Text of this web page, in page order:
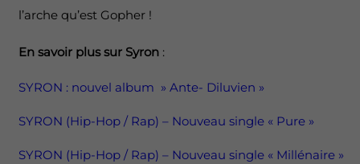
l’arche qu’est Gopher !
En savoir plus sur Syron:
SYRON : nouvel album » Ante- Diluvien »
SYRON (Hip-Hop / Rap) – Nouveau single « Pure »
SYRON (Hip-Hop / Rap) – Nouveau single « Millénaire »